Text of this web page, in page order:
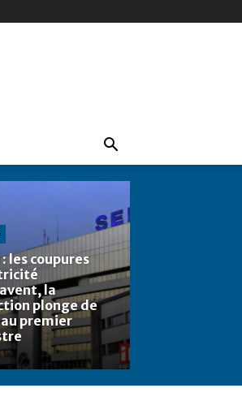
: les coupures
la
plonge de
premier